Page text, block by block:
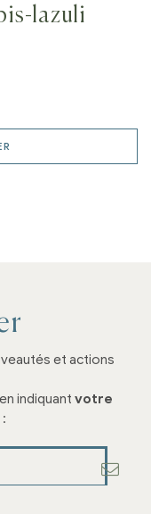
lazuli
et actions
indiquant votre
: